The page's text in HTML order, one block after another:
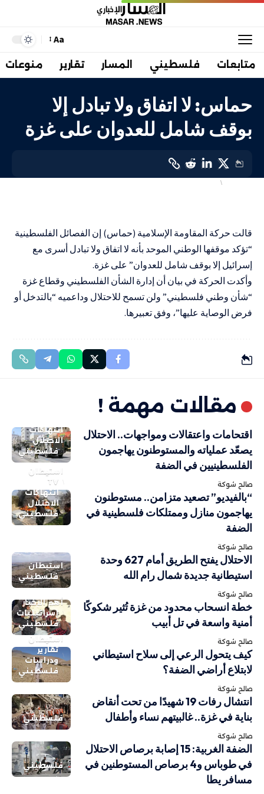
Aa
متابعات فلسطيني المسار تقارير منوعات
حماس: لا اتفاق ولا تبادل إلا
بوقف شامل للعدوان على غزة
فلسطينيفي المواجهة
قالت حركة المقاومة الإسلامية (حماس) إن الفصائل الفلسطينية
“تؤكد موقفها الوطني الموحد بأنه لا اتفاق ولا تبادل أسرى مع
إسرائيل إلا بوقف شامل للعدوان” على غزة.
وأكدت الحركة في بيان أن إدارة الشأن الفلسطيني وقطاع غزة
“شأن وطني فلسطيني” ولن تسمح للاحتلال وداعميه “بالتدخل أو
فرض الوصاية عليها”، وفق تعبيرها.
مقالات مهمة !
انتهاكات
الاحتلال
فلسطيني
اقتحامات واعتقالات ومواجهات.. الاحتلال
يصعّد عملياته والمستوطنون يهاجمون
الفلسطينيين في الضفة
صالح شوكة
استيطان
TV
انتهاكات
الاحتلال
فلسطيني
“بالفيديو” تصعيد متزامن.. مستوطنون
يهاجمون منازل وممتلكات فلسطينية في
الضفة
صالح شوكة
استيطان
فلسطيني
الاحتلال يفتح الطريق أمام 627 وحدة
استيطانية جديدة شمال رام الله
صالح شوكة
أهم الاخبار
إسرائيليات
فلسطيني
خطة انسحاب محدود من غزة تُثير شكوكًا
أمنية واسعة في تل أبيب
صالح شوكة
استيطان
تقارير
ودراسات
فلسطيني
كيف يتحول الرعي إلى سلاح استيطاني
لابتلاع أراضي الضفة؟
صالح شوكة
فلسطيني
انتشال رفات 19 شهيدًا من تحت أنقاض
بناية في غزة.. غالبيتهم نساء وأطفال
صالح شوكة
فلسطيني
الضفة الغربية: 15 إصابة برصاص الاحتلال
في طوباس و4 برصاص المستوطنين في
مسافر يطا